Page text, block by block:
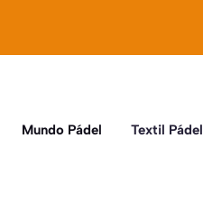
Mundo Pádel Textil Pádel